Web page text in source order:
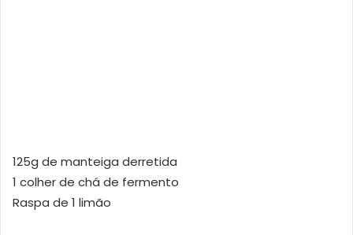
125g de manteiga derretida
1 colher de chá de fermento
Raspa de 1 limão